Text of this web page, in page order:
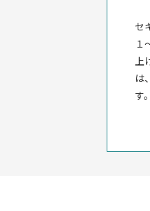
セ
１
上
は
す